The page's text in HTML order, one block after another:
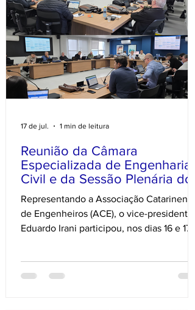
Reunião da Câmara
Especializada de Engenharia
Civil e da Sessão Plenária do
CREA-SC.
Representando a Associação Catarinense
de Engenheiros (ACE), o vice-presidente
Eduardo Irani participou, nos dias 16 e 17
Sessão Plenária do CREA-SC. Momentos
17 de jul. 1 min de leitura